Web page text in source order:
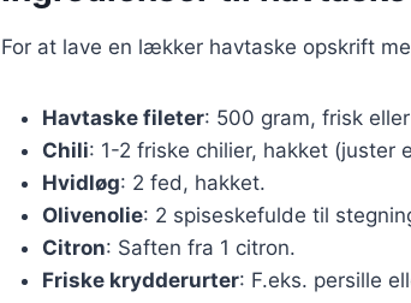
For at lave en lækker havtaske opskrift
Havtaske fileter: 500 gram, frisk
Chili: 1-2 friske chilier, hakket (juster
Hvidløg: 2 fed, hakket.
Olivenolie: 2 spiseskefulde til
Citron: Saften fra 1 citron.
Friske krydderurter: F.eks. persille